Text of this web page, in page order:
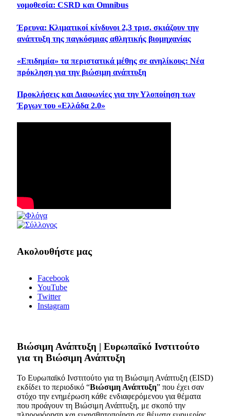
νομοθεσία: CSRD και Omnibus
Έρευνα: Κλιματικοί κίνδυνοι 2,3 τρισ. σκιάζουν την
ανάπτυξη της παγκόσμιας αθλητικής βιομηχανίας
«Επιδημία» τα περιστατικά μέθης σε ανηλίκους: Νέα
πρόκληση για την βιώσιμη ανάπτυξη
Προκλήσεις και Διαφωνίες για την Υλοποίηση των
Έργων του «Ελλάδα 2.0»
Ακολουθήστε μας
Facebook
YouTube
Twitter
Instagram
Bιώσιμη Ανάπτυξη | Ευρωπαϊκό Ινστιτούτο
για τη Βιώσιμη Ανάπτυξη
Το Ευρωπαϊκό Ινστιτούτο για τη Βιώσιμη Ανάπτυξη (EISD)
εκδίδει το περιοδικό “Βιώσιμη Ανάπτυξη” που έχει σαν
στόχο την ενημέρωση κάθε ενδιαφερόμενου για θέματα
που προάγουν τη Βιώσιμη Ανάπτυξη, με σκοπό την